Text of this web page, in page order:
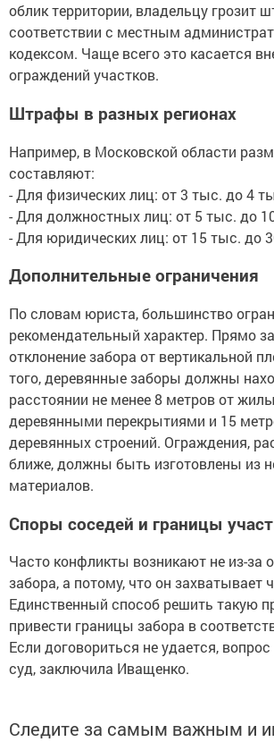
облик территории, владельцу грозит
соответствии с местным
кодексом. Чаще всего это касается
ограждений участков.
Штрафы в разных регионах
Например, в Московской области
составляют:
- Для физических лиц: от 3 тыс. до 4
- Для должностных лиц: от 5 тыс. до
- Для юридических лиц: от 15 тыс. до
Дополнительные ограничения
По словам юриста, большинство
рекомендательный характер. Прямо
отклонение забора от вертикальной
того, деревянные заборы должны
расстоянии не менее 8 метров от
деревянными перекрытиями и 15
деревянных строений. Ограждения,
ближе, должны быть изготовлены из
материалов.
Споры соседей и границы
Часто конфликты возникают не из-за
забора, а потому, что он
Единственный способ решить такую
привести границы забора в
Если договориться не удается,
суд, заключила Иващенко.
Следите за самым важным и